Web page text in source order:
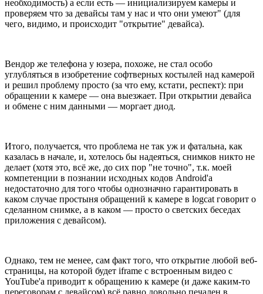
необходимость) а если есть — инициализируем камеры и
проверяем что за девайсы там у нас и что они умеют" (для
чего, видимо, и происходит "открытие" девайса).
Вендор же телефона у юзера, похоже, не стал особо
углубляться в изобретение софтверных костылей над камерой
и решил проблему просто (за что ему, кстати, респект): при
обращении к камере — она выезжает. При открытии девайса
и обмене с ним данными — моргает диод.
Итого, получается, что проблема не так уж и фатальна, как
казалась в начале, и, хотелось бы надеяться, снимков никто не
делает (хотя это, всё же, до сих пор "не точно", т.к. моей
компетенции в познании исходных кодов Android'а
недостаточно для того чтобы однозначно гарантировать в
каком случае простыня обращений к камере в logcat говорит о
сделанном снимке, а в каком — просто о светских беседах
приложения с девайсом).
Однако, тем не менее, сам факт того, что открытие любой веб-
страницы, на которой будет iframe с встроенным видео с
YouTube'а приводит к обращению к камере (и даже каким-то
переговорам с девайсом) всё равно довольно печален в